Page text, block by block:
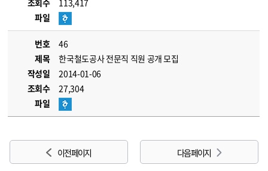
조회수
113,417
파일
번호
46
제목
한국철도공사 전문직 직원 공개 모집
작성일
2014-01-06
조회수
27,304
파일
이전 페이지 다음 페이지